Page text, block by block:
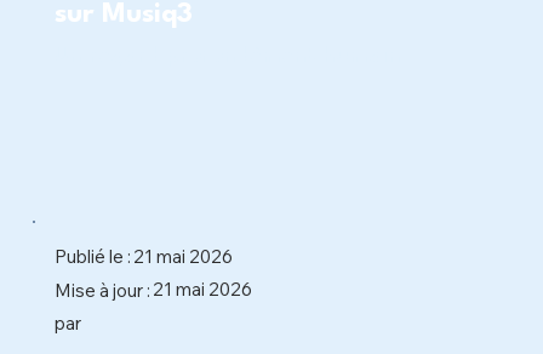
sur Musiq3
Publié le : 21 mai 2026
Mise à jour : 21 mai 2026
par